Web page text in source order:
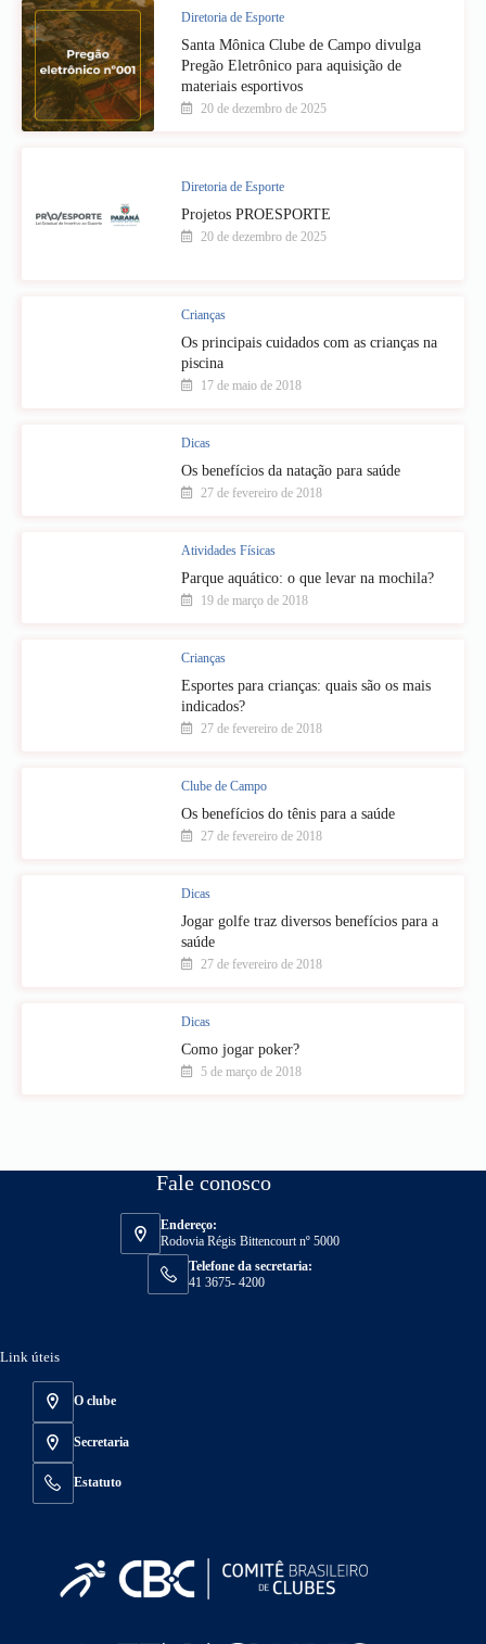
Diretoria de Esporte
Santa Mônica Clube de Campo divulga
Pregão Eletrônico para aquisição de
materiais esportivos
20 de dezembro de 2025
Diretoria de Esporte
Projetos PROESPORTE
20 de dezembro de 2025
Crianças
Os principais cuidados com as crianças na
piscina
17 de maio de 2018
Dicas
Os benefícios da natação para saúde
27 de fevereiro de 2018
Atividades Físicas
Parque aquático: o que levar na mochila?
19 de março de 2018
Crianças
Esportes para crianças: quais são os mais
indicados?
27 de fevereiro de 2018
Clube de Campo
Os benefícios do tênis para a saúde
27 de fevereiro de 2018
Dicas
Jogar golfe traz diversos benefícios para a
saúde
27 de fevereiro de 2018
Dicas
Como jogar poker?
5 de março de 2018
Fale conosco
Endereço:
Rodovia Régis Bittencourt nº 5000
Telefone da secretaria:
41 3675- 4200
Link úteis
O clube
Secretaria
Estatuto